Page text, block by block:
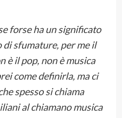
forse ha un significato
sfumature, per me il
è il pop, non è musica
come definirla, ma ci
spesso si chiama
al chiamano musica